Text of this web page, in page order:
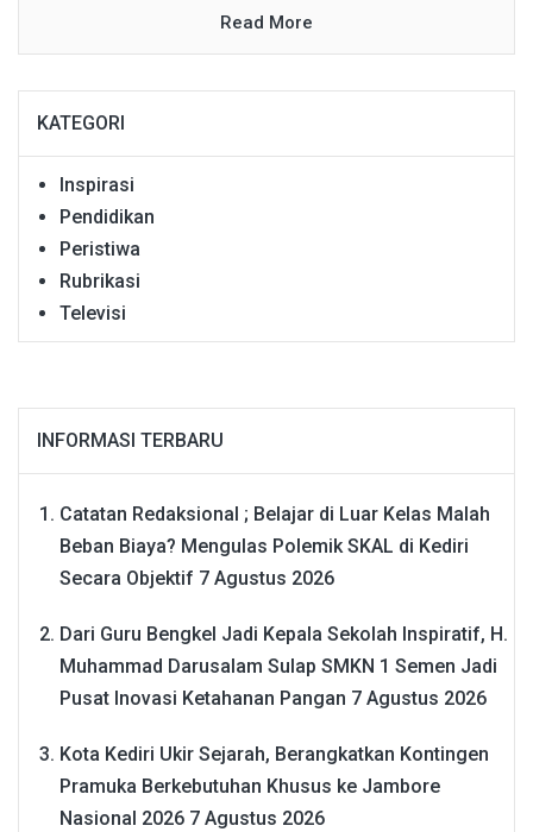
Read More
KATEGORI
Inspirasi
Pendidikan
Peristiwa
Rubrikasi
Televisi
INFORMASI TERBARU
Catatan Redaksional ; Belajar di Luar Kelas Malah
Beban Biaya? Mengulas Polemik SKAL di Kediri
Secara Objektif 7 Agustus 2026
Dari Guru Bengkel Jadi Kepala Sekolah Inspiratif, H.
Muhammad Darusalam Sulap SMKN 1 Semen Jadi
Pusat Inovasi Ketahanan Pangan 7 Agustus 2026
Kota Kediri Ukir Sejarah, Berangkatkan Kontingen
Pramuka Berkebutuhan Khusus ke Jambore
Nasional 2026 7 Agustus 2026